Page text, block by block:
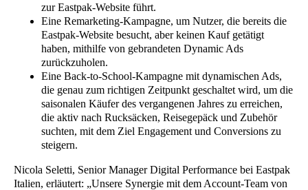
zur Eastpak-Website führt.
Eine Remarketing-Kampagne, um Nutzer, die bereits die
Eastpak-Website besucht, aber keinen Kauf getätigt
haben, mithilfe von gebrandeten Dynamic Ads
zurückzuholen.
Eine Back-to-School-Kampagne mit dynamischen Ads,
die genau zum richtigen Zeitpunkt geschaltet wird, um die
saisonalen Käufer des vergangenen Jahres zu erreichen,
die aktiv nach Rucksäcken, Reisegepäck und Zubehör
suchten, mit dem Ziel Engagement und Conversions zu
steigern.
Nicola Seletti, Senior Manager Digital Performance bei Eastpak
Italien, erläutert: „Unsere Synergie mit dem Account-Team von